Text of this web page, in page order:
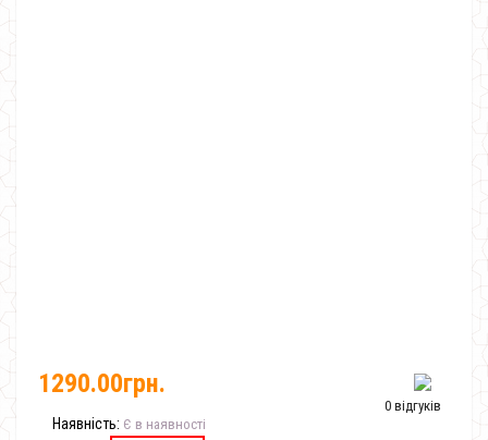
0 відгуків
1290.00грн.
Наявність: Є в наявності